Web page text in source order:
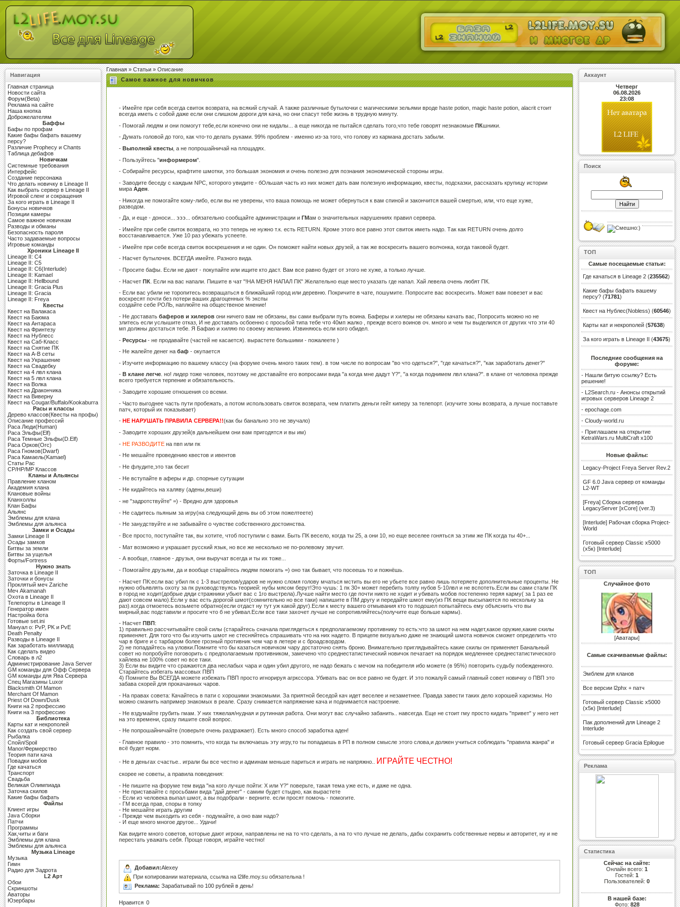
Навигация
Главная страница
Новости сайта
Форум(Beta)
Реклама на сайте
Наша кнопка
Доброжелателям
Баффы
Бафы по профам
Какие бафы бафать вашему
персу?
Различие Prophecy и Chants
Таблица дебафов
Новичкам
Системные требования
Интерфейс
Создание персонажа
Что делать новичку в Lineage II
Как выбрать сервер в Lineage II
Игровой сленг и сокращения
За кого играть в Lineage II
Бонусы новичков
Позиции камеры
Самое важное новичкам
Разводы и обманы
Безопасность пароля
Часто задаваемые вопросы
Игровые команды
Хроники Lineage II
Lineage II: C4
Lineage II: C5
Lineage II: C6(Interlude)
Lineage II: Kamael
Lineage II: Hellbound
Lineage II: Gracia Plus
Lineage II: Gracia
Lineage II: Freya
Квесты
Квест на Валакаса
Квест на Баюма
Квест на Антараса
Квест на Фринтезу
Квест на Нублесс
Квест на Саб-Класс
Квест на Снятие ПК
Квест на A-B сеты
Квест на Украшение
Квест на Свадебку
Квест на 4 лвл клана
Квест на 5 лвл клана
Квест на Волка
Квест на Дракончика
Квест на Виверну
Квест на Cougar/Buffalo/Kookaburra
Расы и классы
Дерево классов(Квесты на профы)
Описание профессий
Раса Люди(Human)
Раса Эльфы(Elf)
Раса Темные Эльфы(D.Elf)
Раса Орков(Orc)
Раса Гномов(Dwarf)
Раса Камаель(Kamael)
Cтаты Рас
CP/HP/MP Классов
Кланы и Альянсы
Правление кланом
Академия клана
Клановые войны
Кланхоллы
Клан Бафы
Альянс
Эмблемы для клана
Эмблемы для альянса
Замки и Осады
Замки Lineage II
Осады замков
Битвы за земли
Битвы за ущелья
Форты/Fortress
Нужно знать
Заточка в Lineage II
Заточки и бонусы
Проклятый меч Zariche
Меч Akamanah
Охота в Lineage II
Телепорты в Lineage II
Генератор имен
Настройка бота
Готовые set.ini
Мануал о: PvP, PK и PvE
Death Penalty
Разводы в Lineage II
Как заработать миллиард
Как сделать видео
Словарь в л2
Администрирование Java Server
GM команды для Офф Сервера
GM команды для Ява Сервера
Cпец Магазины Luxor
Blacksmith Of Mamon
Merchant Of Mamon
Priest Of Down/Dusk
Книги на 2 профессию
Книги на 3 профессию
Библиотека
Карты кат и некрополей
Как создать свой сервер
Рыбалка
Спойл/Spoil
Manor/Фермерство
Теория пати кача
Повадки мобов
Где качаться
Транспорт
Свадьба
Великая Олимпиада
Заточка скилов
Какие бафы бафать
Файлы
Клиент игры
Java Сборки
Патчи
Программы
Хак,читы и баги
Эмблемы для клана
Эмблемы для альянса
Музыка Lineage
Музыка
Гимн
Радио для Задрота
L2 Арт
Обои
Скриншоты
Аваторы
Юзербары
Главная»Статьи» Описание
Самое важное для новичков
- Имейте при себя всегда свиток возврата, на всякий случай. А также различные бутылочки с магическими зельями вроде haste potion, magic haste potion, alacrit стоит
всегда иметь с собой даже если они слишком дороги для кача, но они спасут тебе жизнь в трудную минуту.
- Помогай людям и они помогут тебе,если конечно они не кидалы... а еще никогда не пытайся сделать того,что тебе говорят незнакомые ПКшники.
- Думать головой до того, как что-то делать руками. 99% проблем - именно из-за того, что голову из кармана достать забыли.
- Выполняй квесты , а не попрошайничай на площадях.
- Пользуйтесь "информером".
- Собирайте ресурсы, крафтите шмотки, это большая экономия и очень полезно для познания экономической стороны игры.
- Заводите беседу с каждым NPC, которого увидите - бОльшая часть из них может дать вам полезную информацию, квесты, подсказки, рассказать крупицу истории
мира Аден
- Никогда не помогайте кому-либо, если вы не уверены, что ваша помощь не может обернуться к вам спиной и закончится вашей смертью, или, что еще хуже,
разводом.
- Да, и еще - доноси... эээ... обязательно сообщайте администрации и ГМам о значительных нарушениях правил сервера.
- Имейте при себе свиток возврата, но это теперь не нужно т.к. есть RETURN. Кроме этого все равно этот свиток иметь надо. Так как RETURN очень долго
восстанавливается. Уже 10 раз убежать успеете.
- Имейте при себе всегда свиток воскрешения и не один. Он поможет найти новых друзей, а так же воскресить вашего волчонка, когда таковой будет.
- Насчет бутылочек. ВСЕГДА имейте. Разного вида.
- Просите бафы. Если не дают - покупайте или ищите кто даст. Вам все равно будет от этого не хуже, а только лучше.
- Насчет ПК . Если на вас напали. Пишите в чат "!НА МЕНЯ НАПАЛ ПК" Желательно еще место указать где напал. Хай левела очень любят ПК.
- Если вас убили не торопитесь возвращаться в ближайший город или деревню. Покричите в чате, пошумите. Попросите вас воскресить. Может вам повезет и вас
воскресят почти без потери ваших драгоценных % экспы
создайте себе РОЛЬ, наплюйте на общественое мнение!
- Не доставать баферов и хилеров они ничего вам не обязаны, вы сами выбрали путь воина. Баферы и хилеры не обязаны качать вас, Попросить можно но не
злитесь если услышите отказ, И не доставать осбоенно с просьбой типа тебе что 40мп жалко , прежде всего воинов оч. много и чем ты выделился от других что эти 40
мп должны достаться тебе. Я Бафаю и хиляю по своему желанию. Извиняюсь если кого обидел.
- Ресурсы - не продавайте (частей не касается). вырастете большими - пожалеете )
- Не жалейте денег на баф - окупается
- Изучите информацию по вашему классу (на форуме очень много таких тем). в том числе по вопросам "во что одеться?", "где качаться?", "как заработать денег?"
- В клане легче. но! лидер тоже человек, поэтому не доставайте его вопросами вида "а когда мне дадут Y?", "а когда поднимем лвл клана?". в клане от человека прежде
всего требуется терпение и обязательность.
- Заводите хорошие отношения со всеми.
- Часто выгоднее часть пути пробежать, а потом использовать свиток возврата, чем платить деньги гейт киперу за телепорт. (изучите зоны возврата, а лучше поставьте
патч, который их показывает)
- НЕ НАРУШАТЬ ПРАВИЛА СЕРВЕРА!!(как бы банально это не звучало)
- Заводите хороших друзей(в дальнейшем они вам пригодятся и вы им)
- НЕ РАЗВОДИТЕ на пвп или пк
- Не мешайте проведению квестов и ивентов
- Не флудите,это так бесит
- Не вступайте в аферы и др. спорные сутуации
- Не кидайтесь на халяву (адены,веши)
- не "задротствуйте" =) - Вредно для здоровья
- Не садитесь пьяным за игру(на следующий день вы об этом пожелтеете)
- Не занудствуйте и не забывайте о чувстве собственного достоинства.
- Все просто, поступайте так, вы хотите, чтоб поступили с вами. Быть ПК весело, когда ты 25, а они 10, но еще веселее гоняться за этим же ПК когда ты 40+...
- Мат возможно и украшает русский язык, но все же несколько не по-ролевому звучит.
- А вообще, главное - друзья, они выручат всегда и ты их тоже...
- Помогайте друзьям, да и вообще старайтесь людям помогать =) оно так бывает, что посеешь то и пожнёшь.
- Насчет ПК:если вас убил пк с 1-3 выстрелов/ударов не нужно сломя голову мчаться мстить вы его не убьете все равно лишь потеряете дополнительные проценты. Не
нужно объявлять охоту за пк руководствуясь теорией: нубы мясом берут!Это чушь: 1 пк 30+ может перебить толпу нубов 5-10лвл и не вспотеть.Если вы сами стали ПК
в город не ходит(добрые дяди стражники убьют вас с 1го выстрела).Лучше найти место где почти никто не ходит и убивать мобов постепенно теряя карму( за 1 раз ее
дают совсем мало).Если у вас есть дорогой шмот(сомнительно но все таки) напишите в ПМ другу и передайте шмот ему(из ПК вещи высыпаются по нескольку за
раз).когда отмоетесь возьмете обратно(если отдаст ну тут уж какой друг).Если к месту вашего отмывания кто то подошел попытайтесь ему объяснить что вы
мирный,вас подставили и просите что б не убивал.Если все таки захочет лучше не сопротивляйтесь(получите еще больше кармы).
- Насчет ПВП :
1) правильно рассчитывайте свой силы (старайтесь сначала приглядеться к предполагаемому противнику то есть:что за шмот на нем надет,какое оружие,какие скилы
применяет. Для того что бы изучить шмот не стесняйтесь спрашивать что на них надето. В прицепе визуально даже не знающий шмота новичок сможет определить что
чар в бриге и с тарбаром более грозный противник чем чар в летере и с броадсвордом.
2) не попадайтесь на уловки.Помните что бы казаться новичком чару достаточно снять броню. Внимательно приглядывайтесь какие скилы он применяет Банальный
совет но попробуйте поговорить с предполагаемым противником, замечено что среднестатистический новичок печатает на порядок медленнее среднестатистического
хайлева не 100% совет но все таки.
3) Если вы видите что сражаются два неслабых чара и один убил другого, не надо бежать с мечом на победителя ибо можете (в 95%) повторить судьбу побежденного.
Старайтесь избегать массовых ПВП
4) Помните Вы ВСЕГДА можете избежать ПВП просто игнорируя агркссора. Убивать вас он все равно не будет. И это пожалуй самый главный совет новичку о ПВП это
забава скорей для прокачанных чаров.
- На правах совета: Качайтесь в пати с хорошими знакомыми. За приятной беседой кач идет веселее и незаметнее. Правда завести таких дело хорошей харизмы. Но
можно сманить например знакомых в реале. Сразу снимается напряжение кача и поднимается настроение.
- Не вздумайте грубить гмам. У них тяжелая/нудная и рутинная работа. Они могут вас случайно забанить.. навсегда. Еще не стоит гму просто кидать "привет" у него нет
на это времени, сразу пишите свой вопрос.
- Не попрошайничайте (поверьте очень раздражает). Есть много способ заработка аден!
- Главное правило - это помнить, что когда ты включаешь эту игру,то ты попадаешь в РП в полном смысле этого слова,и должен учиться соблюдать "правила жанра" и
всё будет норм.
- Не в деньгах счастье.. играли бы все честно и админам меньше париться и играть не напряжно.. ИГРАЙТЕ ЧЕСТНО!
скорее не советы, а правила поведения:
- Не пишите на форуме тем вида "на кого лучше пойти: Х или Y?" поверьте, такая тема уже есть, и даже не одна.
- Не приставайте с просьбами вида "дай денег" - самим будет стыдно, как вырастете
- Если из человека выпал шмот, а вы подобрали - верните. если просят помочь - помогите.
- ГМ всегда прав, споры в топку
- Не мешайте играть другим
- Прежде чем выходить из себя - подумайте, а оно вам надо?
- И еще много многое другое... Удачи!
Как видите много советов, которые дают игроки, направлены не на то что сделать, а на то что лучше не делать, дабы сохранить собственные нервы и авторитет, ну и не
перестать уважать себя. Проще говоря, играйте честно!
Добавил:Alexey
При копировании материала, ссылка на l2life.moy.su обязательна !
Реклама: Зарабатывай по 100 рублей в день!
Нравится 0
Аккаунт
Четверг
06.08.2026
23:08
Поиск
ТОП
Самые посещаемые статьи:
Где качаться в Lineage 2 (235562)
Какие бафы бафать вашему
персу? (71781)
Квест на Нублес(Nobless) (60546)
Карты кат и некрополей (57638)
За кого играть в Lineage II (43675)
Последние сообщения на
форуме:
- Нашли битую ссылку? Есть
решение!
- L2Search.ru - Анонсы открытий
игровых серверов Lineage 2
- epochage.com
- Cloudy-world.ru
- Приглашаем на открытие
KetraWars.ru MultiCraft x100
Новые файлы:
Legacy-Project Freya Server Rev.2
GF 6.0 Java сервер от команды
L2-WT
[Freya] Сборка сервера
LegacyServer [xCore] (ver.3)
[Interlude] Рабочая сборка Project-
World
Готовый сервер Classic x5000
(х5к) [Interlude]
ТОП
Случайное фото
[Аватары]
Самые скачиваемые файлы:
Эмблем для кланов
Все версии l2phx + патч
Готовый сервер Classic x5000
(х5к) [Interlude]
Пак дополнений для Lineage 2
Interlude
Готовый сервер Gracia Epilogue
Реклама
Статистика
Сейчас на сайте:
Онлайн всего: 1
Гостей: 1
Пользователей: 0
В нашей базе:
Фото: 828